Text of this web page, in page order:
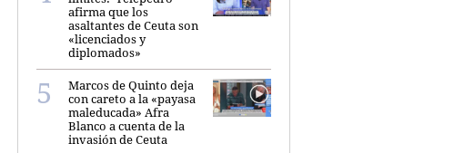
afirma que los
asaltantes de Ceuta son
«licenciados y
diplomados»
Marcos de Quinto deja
con careto a la «payasa
maleducada» Afra
Blanco a cuenta de la
invasión de Ceuta